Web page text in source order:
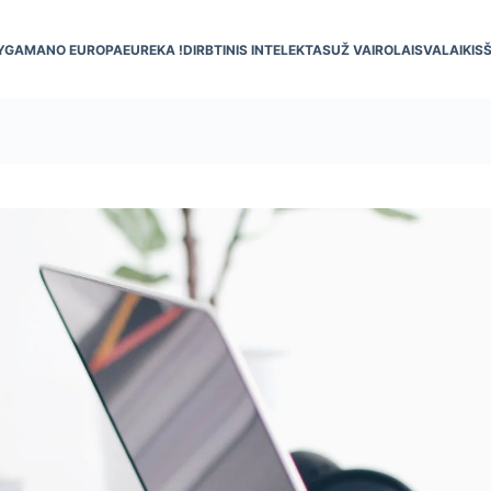
MANO EUROPAEUREKA !DIRBTINIS INTELEKTASUŽ VAIROLAISVALAIKIS